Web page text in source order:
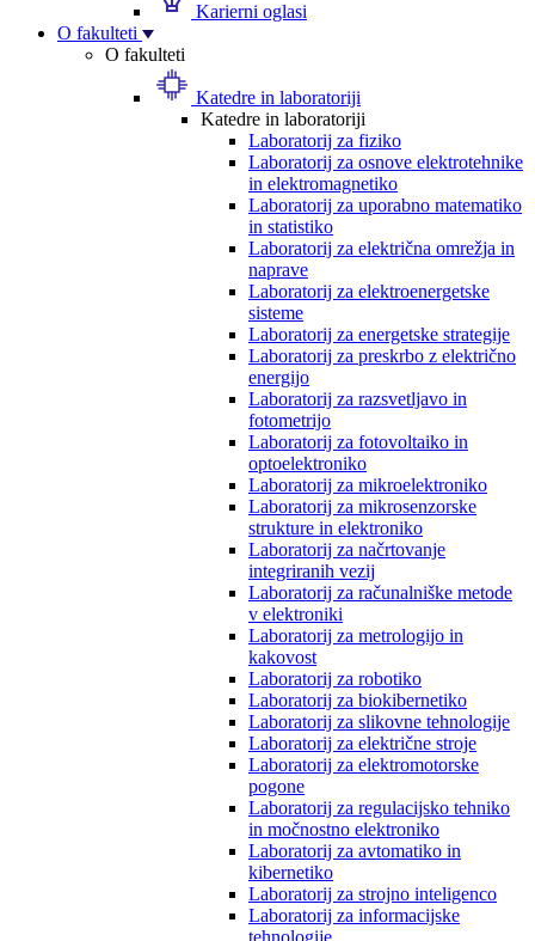
Karierni oglasi
O fakulteti
O fakulteti
Katedre in laboratoriji
Katedre in laboratoriji
Laboratorij za fiziko
Laboratorij za osnove elektrotehnike
in elektromagnetiko
Laboratorij za uporabno matematiko
in statistiko
Laboratorij za električna omrežja in
naprave
Laboratorij za elektroenergetske
sisteme
Laboratorij za energetske strategije
Laboratorij za preskrbo z električno
energijo
Laboratorij za razsvetljavo in
fotometrijo
Laboratorij za fotovoltaiko in
optoelektroniko
Laboratorij za mikroelektroniko
Laboratorij za mikrosenzorske
strukture in elektroniko
Laboratorij za načrtovanje
integriranih vezij
Laboratorij za računalniške metode
v elektroniki
Laboratorij za metrologijo in
kakovost
Laboratorij za robotiko
Laboratorij za biokibernetiko
Laboratorij za slikovne tehnologije
Laboratorij za električne stroje
Laboratorij za elektromotorske
pogone
Laboratorij za regulacijsko tehniko
in močnostno elektroniko
Laboratorij za avtomatiko in
kibernetiko
Laboratorij za strojno inteligenco
Laboratorij za informacijske
tehnologije